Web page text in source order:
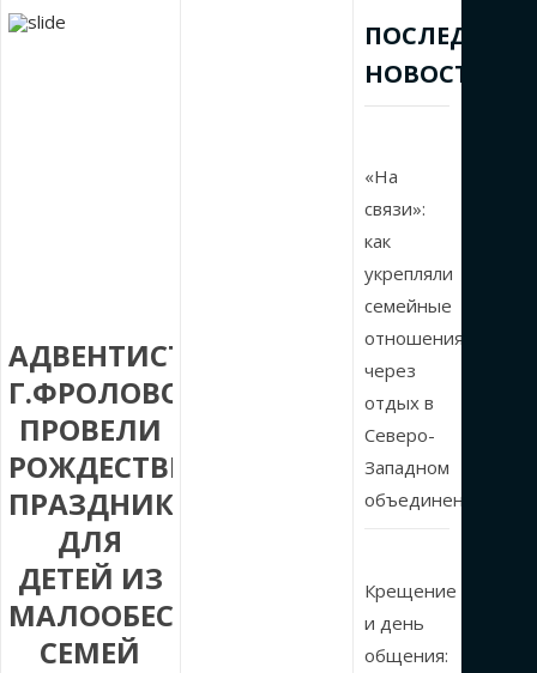
АДВЕНТИСТЫ
Г.ФРОЛОВО
ПРОВЕЛИ
РОЖДЕСТВЕНСКИЙ
ПРАЗДНИК
ДЛЯ
ДЕТЕЙ ИЗ
МАЛООБЕСПЕЧЕННЫХ
СЕМЕЙ
ПОСЛЕДНИЕ
НОВОСТИ
«На
связи»:
как
укрепляли
семейные
отношения
через
отдых в
Северо-
Западном
объединении
Крещение
и день
общения: